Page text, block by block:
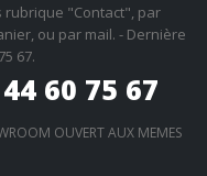
rubrique "Contact", par
ou par mail. - Dernière
67.
60 75 67
OUVERT AUX MEMES